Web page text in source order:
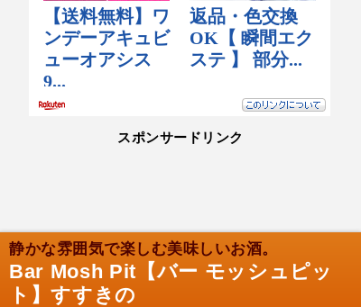
スポンサードリンク
静かな雰囲気で楽しむ美味しいお酒。
Bar Mosh Pit【バー モッシュピッ
ト】すすきの